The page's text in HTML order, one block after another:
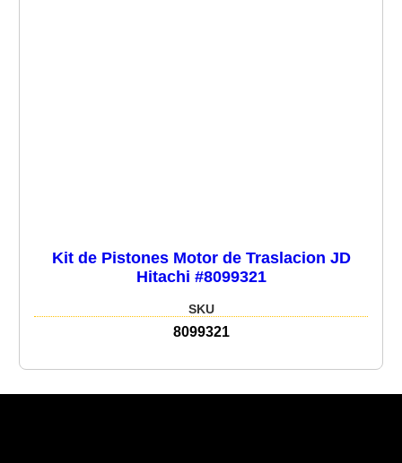
Kit de Pistones Motor de Traslacion JD
Hitachi #8099321
SKU
8099321